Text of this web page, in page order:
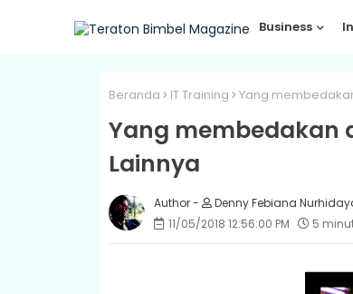
Business
Beranda IT Training Yang
Yang membedakan
Lainnya
Denny Febiana
11/05/2018 12:56:00 PM
5